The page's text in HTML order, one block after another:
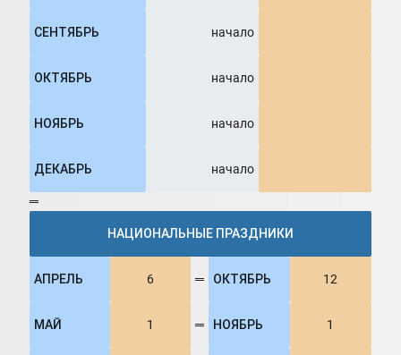
СЕНТЯБРЬ начало
ОКТЯБРЬ начало
НОЯБРЬ начало
ДЕКАБРЬ начало
═
НАЦИОНАЛЬНЫЕ ПРАЗДНИКИ
АПРЕЛЬ 6 ═ ОКТЯБРЬ 12
МАЙ 1 ═ НОЯБРЬ 1